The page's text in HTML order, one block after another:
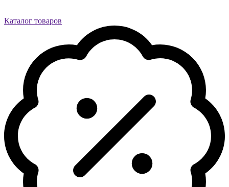
Каталог товаров